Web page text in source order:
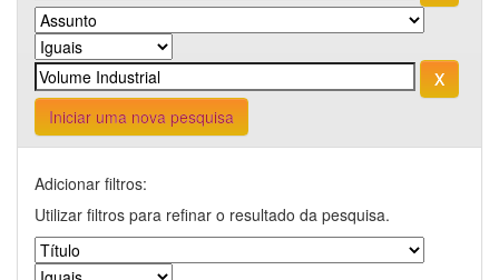
Iniciar uma nova pesquisa
Adicionar filtros:
Utilizar filtros para refinar o resultado da pesquisa.